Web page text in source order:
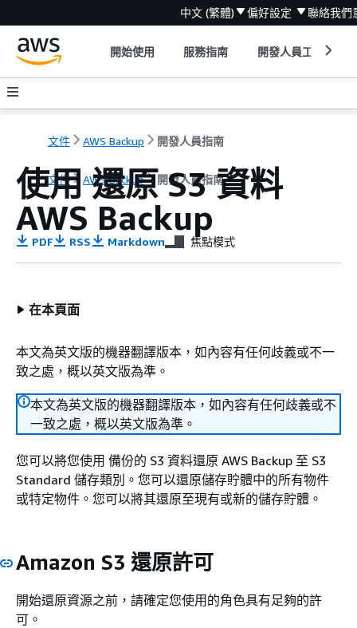
中文 (繁體) 偏好設定 聯絡我們
開始使用 服務指南 開發人員工具
文件 AWS Backup 開發人員指南
文件 AWS Backup 開發人員指南
使用 還原 S3 資料
AWS Backup
PDF RSS Markdown 焦點模式
在本頁面
本文為英文版的機器翻譯版本，如內容有任何歧義或不一
致之處，概以英文版為準。
本文為英文版的機器翻譯版本，如內容有任何歧義或不
一致之處，概以英文版為準。
您可以將您使用 備份的 S3 資料還原 AWS Backup 至 S3
Standard 儲存類別。您可以還原儲存貯體中的所有物件
或特定物件。您可以將其還原至現有或新的儲存貯體。
Amazon S3 還原許可
開始還原資源之前，請確定您使用的角色具有足夠的許
可。